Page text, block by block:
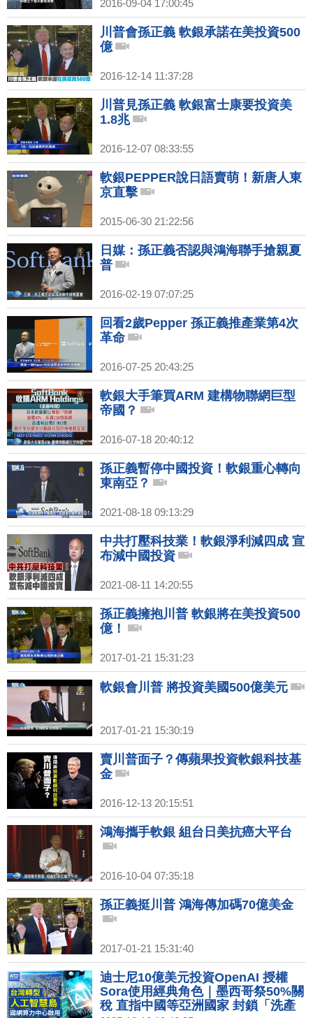
2016-09-04 17:00:45
川普會孫正義 軟銀承諾在美投資500
億
2016-12-14 11:37:28
川普見孫正義 軟銀富士康要投資美
1.8兆
2016-12-07 08:33:55
軟銀PEPPER說日語賣萌！新唐人東
京直擊
2015-06-30 21:22:56
日媒：孫正義否認與鴻海聯手搶親夏
普
2016-02-19 07:07:25
回看2歲Pepper 孫正義推產業第4次
革命
2016-07-25 20:43:25
軟銀大手筆買ARM 建構物聯網巨型
帝國？
2016-07-18 20:40:12
孫正義暫停中國投資！軟銀重心轉向
東南亞？
2021-08-18 09:13:29
中共打壓科技業！軟銀淨利減四成 宣
布減中國投資
2021-08-11 14:20:55
孫正義擁抱川普 軟銀將在美投資500
億！
2017-01-21 15:31:23
軟銀會川普 將投資美國500億美元
2017-01-21 15:30:19
賣川普面子？傳蘋果投資軟銀科技基
金
2016-12-13 20:15:51
鴻海攜手軟銀 組台日美抗癌大平台
2016-10-04 07:35:18
孫正義挺川普 鴻海傳加碼70億美金
2017-01-21 15:31:40
迪士尼10億美元投資OpenAI 授權
Sora使用經典角色｜墨西哥祭50%關
稅 直指中國等亞洲國家 封鎖「洗產